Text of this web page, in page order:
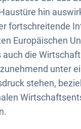
hin
fortschreitende
Europäischen
auch die
unter
stehen,